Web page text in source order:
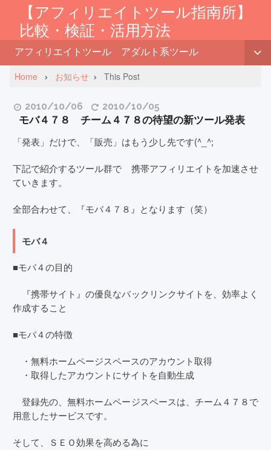
【アフィリエイトツール指南所】
比較・検証・活用方法
アフィリエイトツール アダルト系ツール
Home お知らせ This Post
2010/10/06 2010/10/05
モバ４７８ チーム４７８の待望の新ツール発表
「発表」だけで、「販売」はもう少し先です(^_^;
下記で紹介するツール群で 携帯アフィリエイトを加速させ
ていきます。
全部合わせて、『モバ４７８』となります（笑）
モバ４
■モバ４の目的
『携帯サイト』の優良なバックリンクサイトを、効率よく
作成すること
■モバ４の特徴
・無料ホームページスペースのアカウント取得
・取得したアカウントにサイトを自動生成
登録先の、無料ホームページスペースは、チーム４７８で
用意したサービスです。
そして、ＳＥＯ効果を高める為に